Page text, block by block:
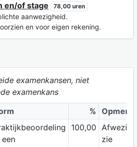
en/of stage
78,00 uren
aanwezigheid.
en voor eigen rekening.
examenkansen, niet
examenkans
%
een
100,00
zie